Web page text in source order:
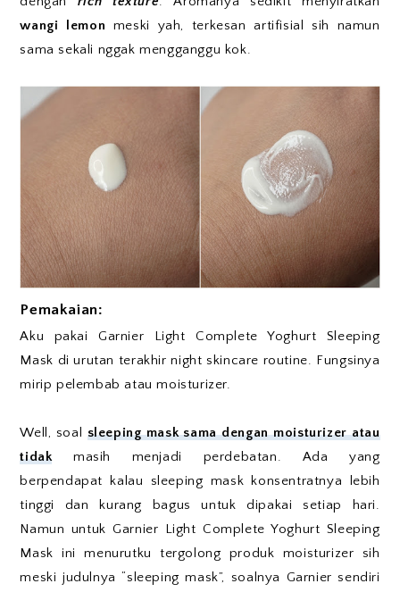
wangi lemon meski yah, terkesan artifisial sih namun
sama sekali nggak mengganggu kok.
Pemakaian:
Aku pakai Garnier Light Complete Yoghurt Sleeping
Mask di urutan terakhir night skincare routine. Fungsinya
mirip pelembab atau moisturizer.
Well, soal sleeping mask sama dengan moisturizer atau
tidakmasih menjadi perdebatan. Ada yang
berpendapat kalau sleeping mask konsentratnya lebih
tinggi dan kurang bagus untuk dipakai setiap hari.
Namun untuk Garnier Light Complete Yoghurt Sleeping
Mask ini menurutku tergolong produk moisturizer sih
meski judulnya “sleeping mask”, soalnya Garnier sendiri